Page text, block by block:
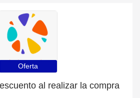
Oferta
al realizar la compra